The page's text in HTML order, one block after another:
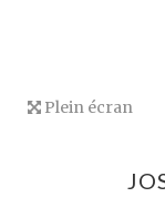
Plein écran